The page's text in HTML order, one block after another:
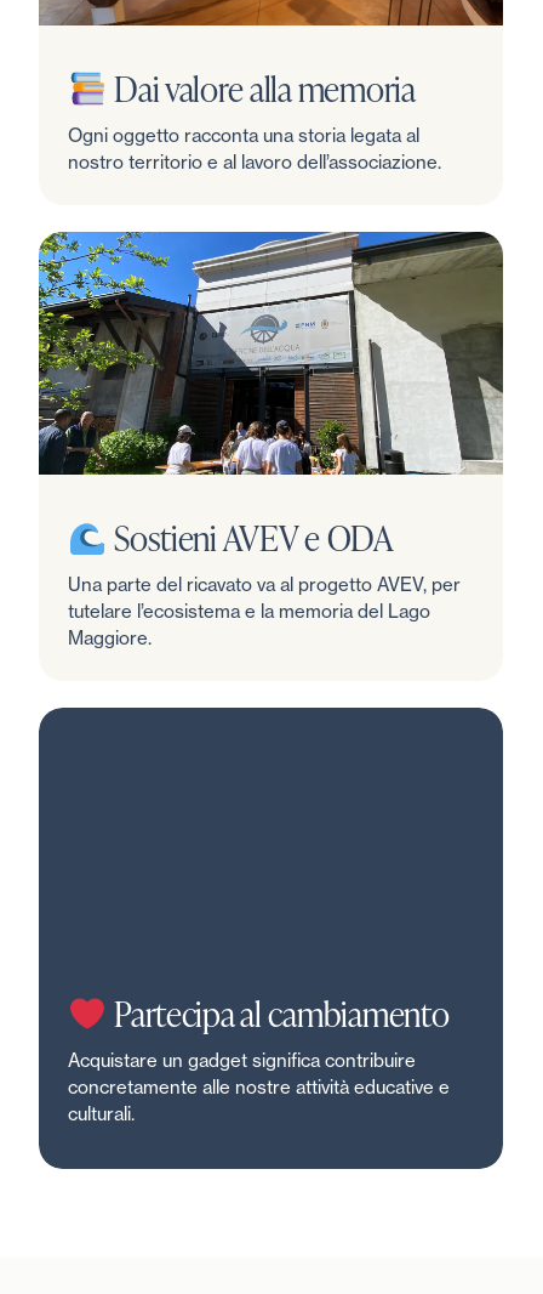
Dai valore alla memoria
Ogni oggetto racconta una storia legata al
nostro territorio e al lavoro dell’associazione.
Sostieni AVEV e ODA
Una parte del ricavato va al progetto AVEV, per
tutelare l’ecosistema e la memoria del Lago
Maggiore.
Partecipa al cambiamento
Acquistare un gadget significa contribuire
concretamente alle nostre attività educative e
culturali.